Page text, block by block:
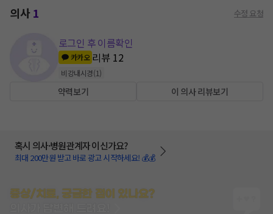
의사1 수정 요청
로그인 후 이름확인
카카오 리뷰 12
비강내시경(1)
약력보기 이 의사 리뷰보기
혹시 의사·병원관계자 이신가요?
최대 200만원 받고 바로 광고 시작하세요! 💰💰
증상/치료, 궁금한 점이 있나요?